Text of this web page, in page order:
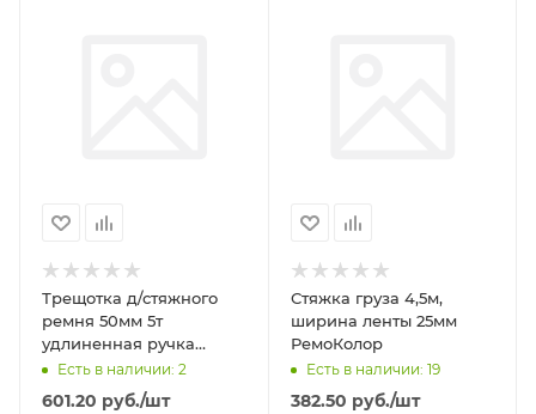
Трещотка д/стяжного
ремня 50мм 5т
удлиненная ручка
300мм
Есть в наличии: 2
601.20 руб./шт
Стяжка груза 4,5м,
ширина ленты 25мм
РемоКолор
Есть в наличии: 19
382.50 руб./шт